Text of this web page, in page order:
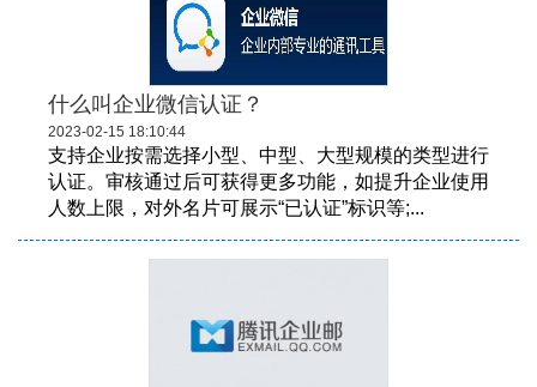
什么叫企业微信认证？
2023-02-15 18:10:44
支持企业按需选择小型、中型、大型规模的类型进行
认证。审核通过后可获得更多功能，如提升企业使用
人数上限，对外名片可展示“已认证”标识等;...